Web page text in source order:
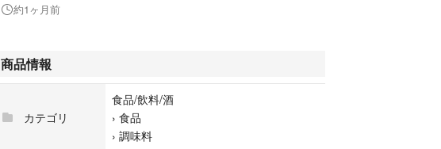
「味の素Ⓢ®」１ｋｇ袋
●昆布のうま味成分にかつおぶしとしいたけのうま味成分を加えた、
少量で手軽に料理をおいしくできるうま味調味料です。
●素材本来の持ち味を引きたて、料理の味のバランスをととのえま
約1ヶ月前
商品情報
カテゴリ
食品/飲料/酒
› 食品
› 調味料